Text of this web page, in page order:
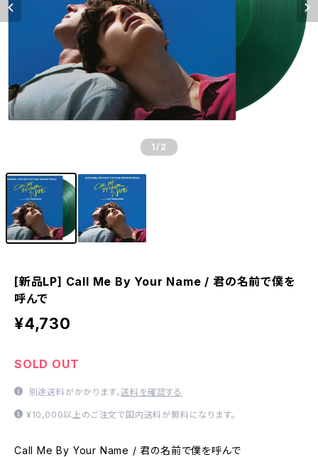
1 /2
[新品LP] Call Me By Your Name / 君の名前で僕を
呼んで
¥4,730
SOLD OUT
別途送料がかかります。送料を確認する
¥10,000以上のご注文で国内送料が無料になります。
Call Me By Your Name / 君の名前で僕を呼んで